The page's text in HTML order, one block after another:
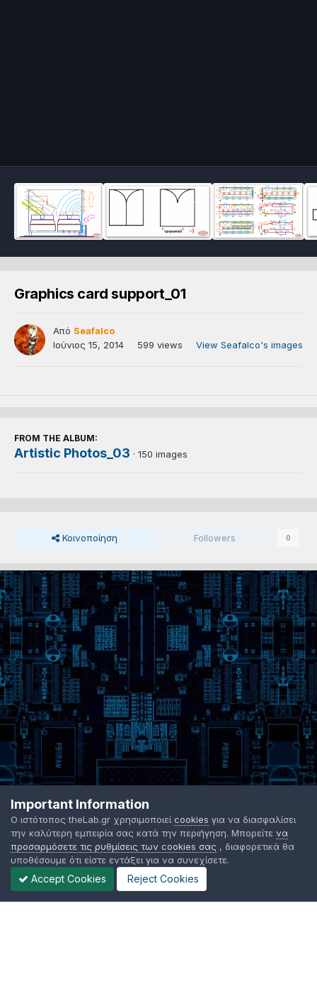
Graphics card support_01
Από Seafalco
Ιούνιος 15, 2014
599 views View Seafalco's images
FROM THE ALBUM:
Artistic Photos_03 · 150 images
Κοινοποίηση Followers 0
Important Information
Ο ιστότοπος theLab.gr χρησιμοποιεί cookies για να διασφαλίσει
την καλύτερη εμπειρία σας κατά την περιήγηση. Μπορείτε να
προσαρμόσετε τις ρυθμίσεις των cookies σας , διαφορετικά θα
υποθέσουμε ότι είστε εντάξει για να συνεχίσετε.
Accept Cookies Reject Cookies